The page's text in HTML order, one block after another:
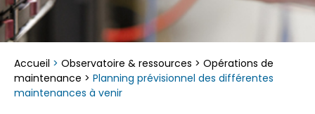
Accueil > Observatoire & ressources > Opérations de
maintenance > Planning prévisionnel des différentes
maintenances à venir